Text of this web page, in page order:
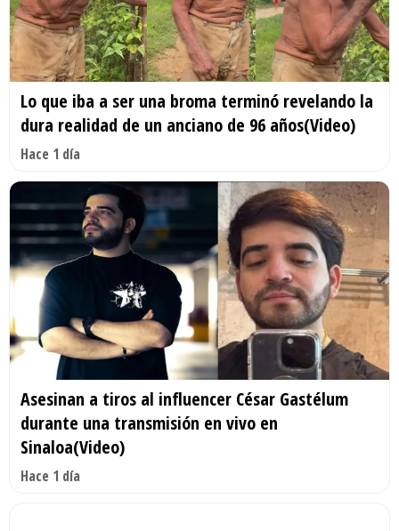
Lo que iba a ser una broma terminó revelando la
dura realidad de un anciano de 96 años(Video)
Hace 1 día
Asesinan a tiros al influencer César Gastélum
durante una transmisión en vivo en
Sinaloa(Video)
Hace 1 día